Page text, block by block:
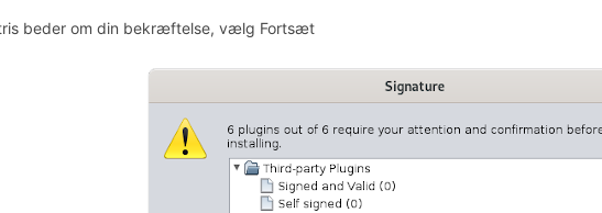
beder om din bekræftelse, vælg Fortsæt